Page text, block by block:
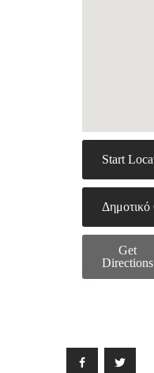
Get
Directions